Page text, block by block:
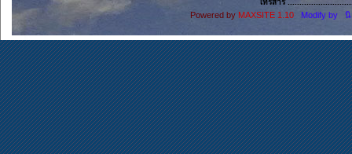
โทรสาร
Powered by MAXSITE 1.10 Modify by